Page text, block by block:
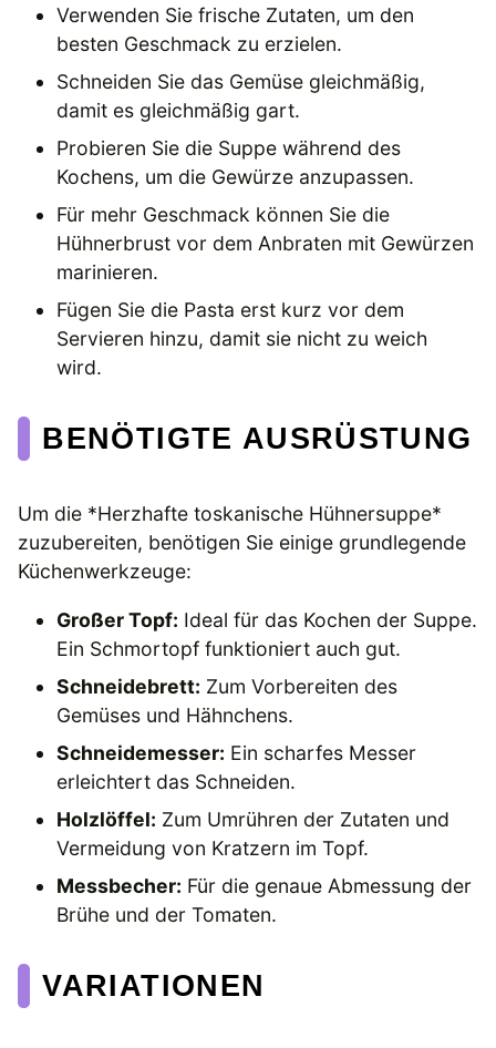
Verwenden Sie frische Zutaten, um den
besten Geschmack zu erzielen.
Schneiden Sie das Gemüse gleichmäßig,
damit es gleichmäßig gart.
Probieren Sie die Suppe während des
Kochens, um die Gewürze anzupassen.
Für mehr Geschmack können Sie die
Hühnerbrust vor dem Anbraten mit Gewürzen
marinieren.
Fügen Sie die Pasta erst kurz vor dem
Servieren hinzu, damit sie nicht zu weich
wird.
BENÖTIGTE AUSRÜSTUNG
Um die *Herzhafte toskanische Hühnersuppe*
zuzubereiten, benötigen Sie einige grundlegende
Küchenwerkzeuge:
Großer Topf: Ideal für das Kochen der Suppe.
Ein Schmortopf funktioniert auch gut.
Schneidebrett: Zum Vorbereiten des
Gemüses und Hähnchens.
Schneidemesser: Ein scharfes Messer
erleichtert das Schneiden.
Holzlöffel: Zum Umrühren der Zutaten und
Vermeidung von Kratzern im Topf.
Messbecher: Für die genaue Abmessung der
Brühe und der Tomaten.
VARIATIONEN